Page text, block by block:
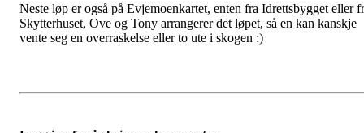
Neste løp er også på Evjemoenkartet, enten fra Idrettsbygget eller
Skytterhuset, Ove og Tony arrangerer det løpet, så en kan kanskje
vente seg en overraskelse eller to ute i skogen :)